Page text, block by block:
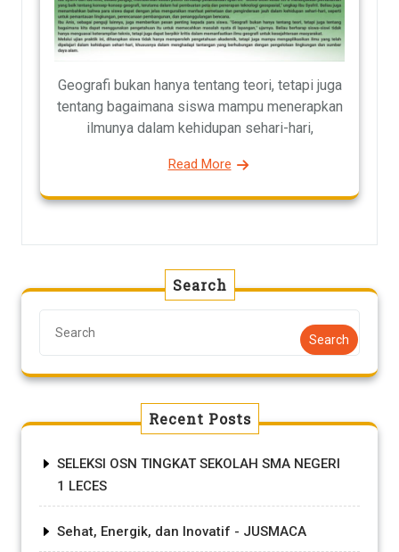
Geografi bukan hanya tentang teori, tetapi juga
tentang bagaimana siswa mampu menerapkan
ilmunya dalam kehidupan sehari-hari,
Read More
Search
Search
Recent Posts
SELEKSI OSN TINGKAT SEKOLAH SMA NEGERI
1 LECES
Sehat, Energik, dan Inovatif - JUSMACA